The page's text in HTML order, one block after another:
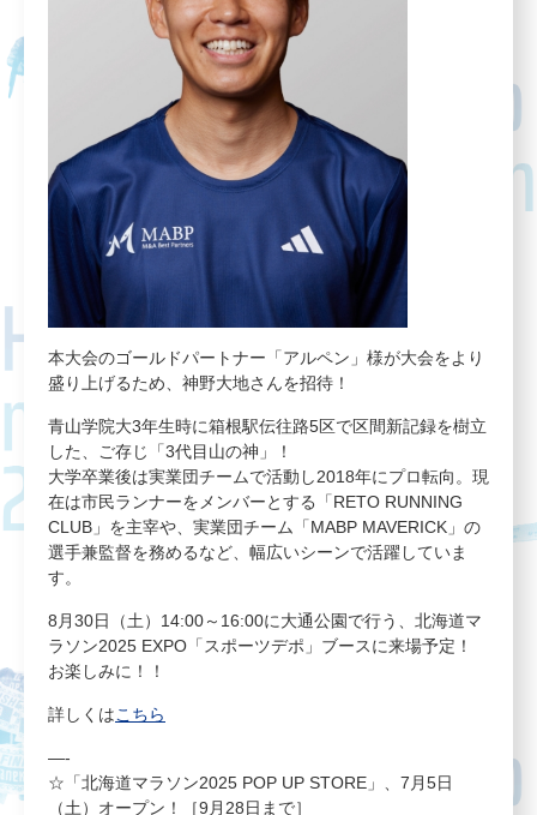
本大会のゴールドパートナー「アルペン」様が大会をより
盛り上げるため、神野大地さんを招待！
青山学院大3年生時に箱根駅伝往路5区で区間新記録を樹立
した、ご存じ「3代目山の神」！
大学卒業後は実業団チームで活動し2018年にプロ転向。現
在は市民ランナーをメンバーとする「RETO RUNNING
CLUB」を主宰や、実業団チーム「MABP MAVERICK」の
選手兼監督を務めるなど、幅広いシーンで活躍していま
す。
8月30日（土）14:00～16:00に大通公園で行う、北海道マ
ラソン2025 EXPO「スポーツデポ」ブースに来場予定！
お楽しみに！！
詳しくはこちら
—-
☆「北海道マラソン2025 POP UP STORE」、7月5日
（土）オープン！［9月28日まで］